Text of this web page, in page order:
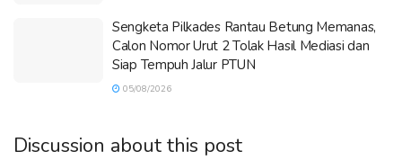
Sengketa Pilkades Rantau Betung Memanas,
Calon Nomor Urut 2 Tolak Hasil Mediasi dan
Siap Tempuh Jalur PTUN
05/08/2026
Discussion about this post